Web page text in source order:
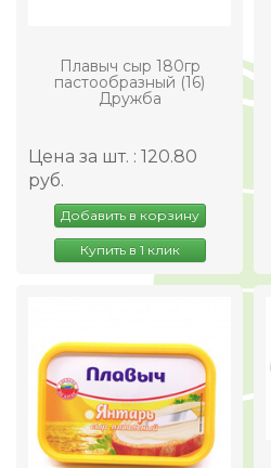
Плавыч сыр 180гр
пастообразный (16)
Дружба
Цена за шт. : 120.80
руб.
Добавить в корзину
Купить в 1 клик